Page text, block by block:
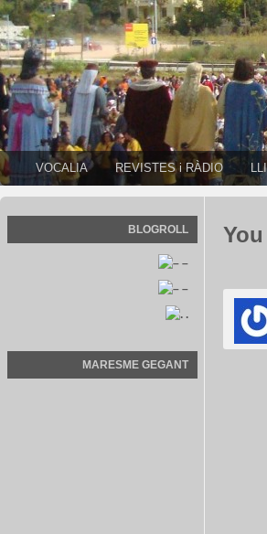
VOCALIA REVISTES i RÀDIO
BLOGROLL
–
–
.
MARESME GEGANT